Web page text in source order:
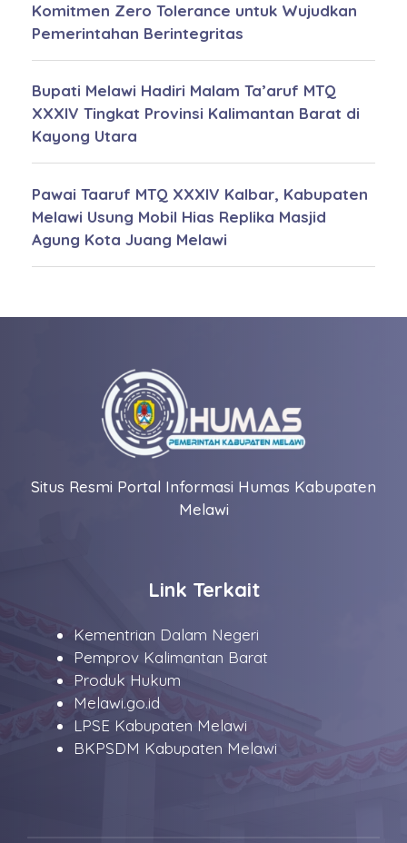
Komitmen Zero Tolerance untuk Wujudkan
Pemerintahan Berintegritas
Bupati Melawi Hadiri Malam Ta’aruf MTQ
XXXIV Tingkat Provinsi Kalimantan Barat di
Kayong Utara
Pawai Taaruf MTQ XXXIV Kalbar, Kabupaten
Melawi Usung Mobil Hias Replika Masjid
Agung Kota Juang Melawi
Situs Resmi Portal Informasi Humas Kabupaten
Melawi
Link Terkait
Kementrian Dalam Negeri
Pemprov Kalimantan Barat
Produk Hukum
Melawi.go.id
LPSE Kabupaten Melawi
BKPSDM Kabupaten Melawi